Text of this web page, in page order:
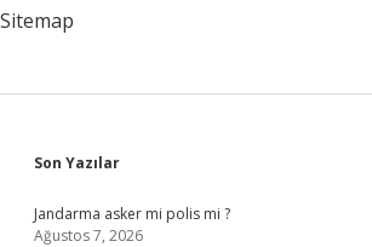
Sitemap
Sidebar
Son Yazılar
Jandarma asker mi polis mi ?
Ağustos 7, 2026